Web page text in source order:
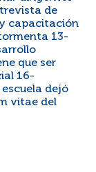
de
capacitación
13-
que ser
16-
dejó
vitae del